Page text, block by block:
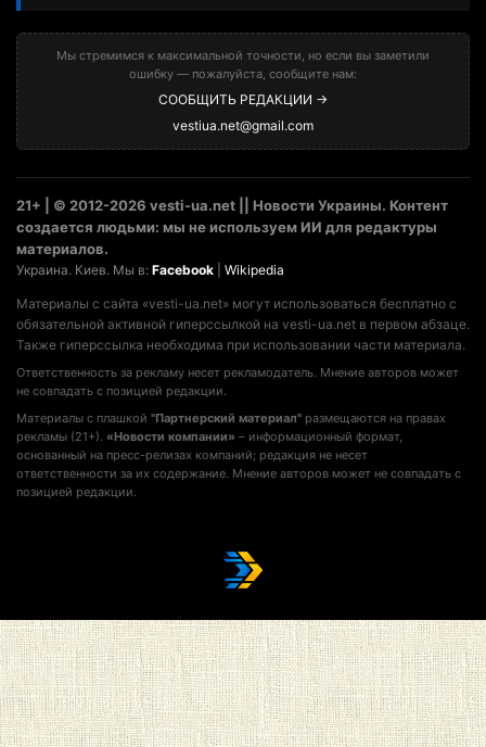
Мы стремимся к максимальной точности, но если вы заметили
ошибку — пожалуйста, сообщите нам:
СООБЩИТЬ РЕДАКЦИИ →
vestiua.net@gmail.com
21+ | © 2012-2026 vesti-ua.net || Новости Украины. Контент
создается людьми: мы не используем ИИ для редактуры
материалов.
Украина. Киев. Мы в: Facebook Wikipedia
Материалы с сайта «vesti-ua.net» могут использоваться бесплатно с
обязательной активной гиперссылкой на vesti-ua.net в первом абзаце.
Также гиперссылка необходима при использовании части материала.
Ответственность за рекламу несет рекламодатель. Мнение авторов может
не совпадать с позицией редакции.
Материалы с плашкой "Партнерский материал" размещаются на правах
рекламы (21+). «Новости компании» – информационный формат,
основанный на пресс-релизах компаний; редакция не несет
ответственности за их содержание. Мнение авторов может не совпадать с
позицией редакции.